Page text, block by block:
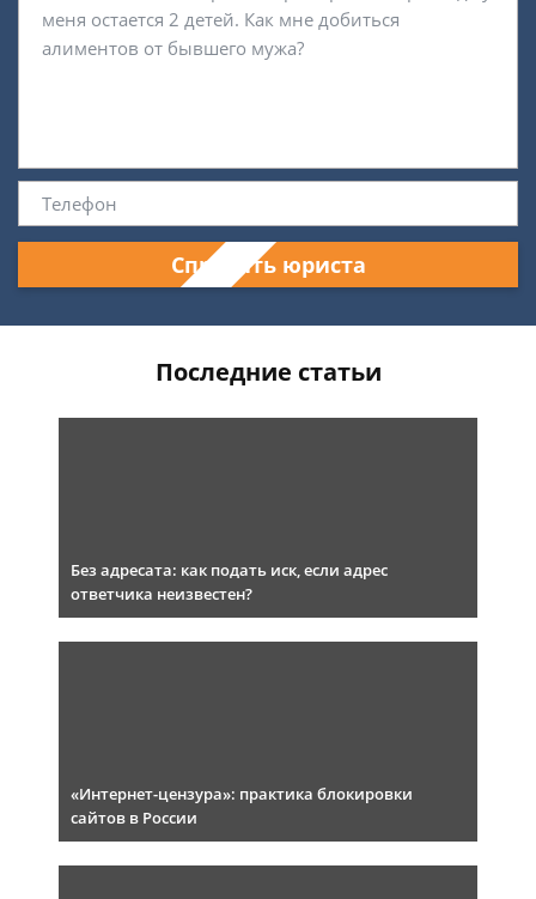
Спросить юриста
Последние статьи
Без адресата: как подать иск, если адрес
ответчика неизвестен?
«Интернет-цензура»: практика блокировки
сайтов в России